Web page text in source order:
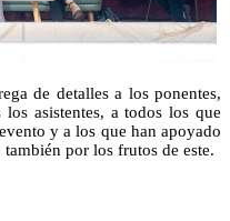
de detalles a los ponentes,
asistentes, a todos los que
y a los que han apoyado
por los frutos de este.